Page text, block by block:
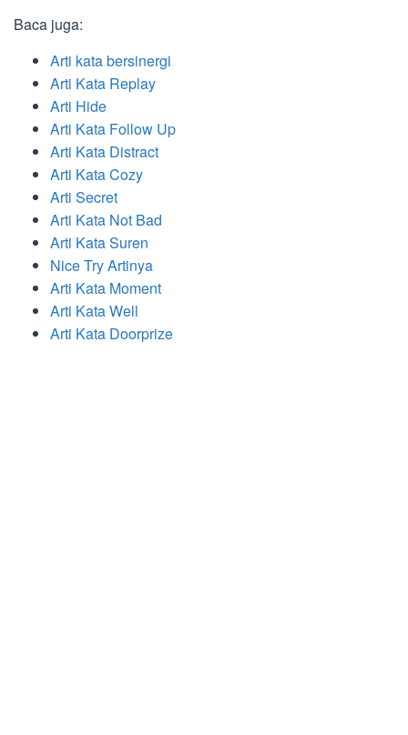
Baca juga:
Arti kata bersinergi
Arti Kata Replay
Arti Hide
Arti Kata Follow Up
Arti Kata Distract
Arti Kata Cozy
Arti Secret
Arti Kata Not Bad
Arti Kata Suren
Nice Try Artinya
Arti Kata Moment
Arti Kata Well
Arti Kata Doorprize